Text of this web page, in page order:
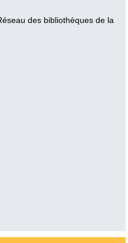
des bibliothèques de la